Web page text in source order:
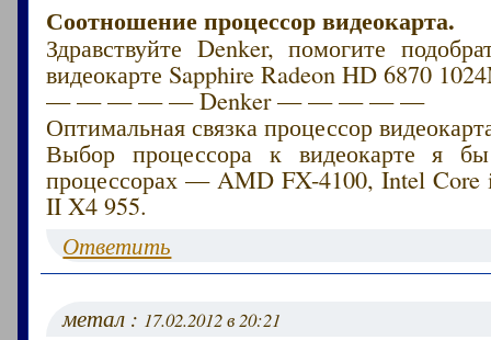
Соотношение процессор видеокарта.
Здравствуйте Denker, помогите
видеокарте Sapphire Radeon HD 6870
— — — — — Denker — — — — —
Оптимальная связка процессор
Выбор процессора к видеокарте я
процессорах — AMD FX-4100, Intel Core
II X4 955.
Ответить
метал : 17.02.2012 в 20:21